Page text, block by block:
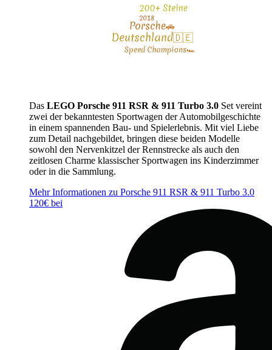
Das LEGO Porsche 911 RSR & 911 Turbo 3.0 Set vereint
zwei der bekanntesten Sportwagen der Automobilgeschichte
in einem spannenden Bau- und Spielerlebnis. Mit viel Liebe
zum Detail nachgebildet, bringen diese beiden Modelle
sowohl den Nervenkitzel der Rennstrecke als auch den
zeitlosen Charme klassischer Sportwagen ins Kinderzimmer
oder in die Sammlung.
Mehr Informationen zu Porsche 911 RSR & 911 Turbo 3.0
120€ bei